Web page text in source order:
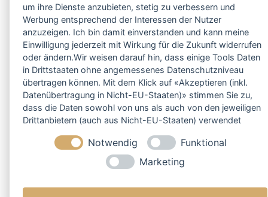
um ihre Dienste anzubieten, stetig zu verbessern und
Werbung entsprechend der Interessen der Nutzer
anzuzeigen. Ich bin damit einverstanden und kann meine
Einwilligung jederzeit mit Wirkung für die Zukunft widerrufen
oder ändern.Wir weisen darauf hin, dass einige Tools Daten
in Drittstaaten ohne angemessenes Datenschutzniveau
übertragen können. Mit dem Klick auf «Akzeptieren (inkl.
Datenübertragung in Nicht-EU-Staaten)» stimmen Sie zu,
dass die Daten sowohl von uns als auch von den jeweiligen
Drittanbietern (auch aus Nicht-EU-Staaten) verwendet
selbstverständlich jederzeit ändern.
Notwendig
Funktional
Marketing